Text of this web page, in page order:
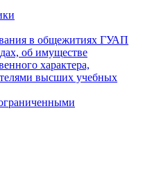
в общежитиях ГУАП
об имуществе
характера,
высших учебных